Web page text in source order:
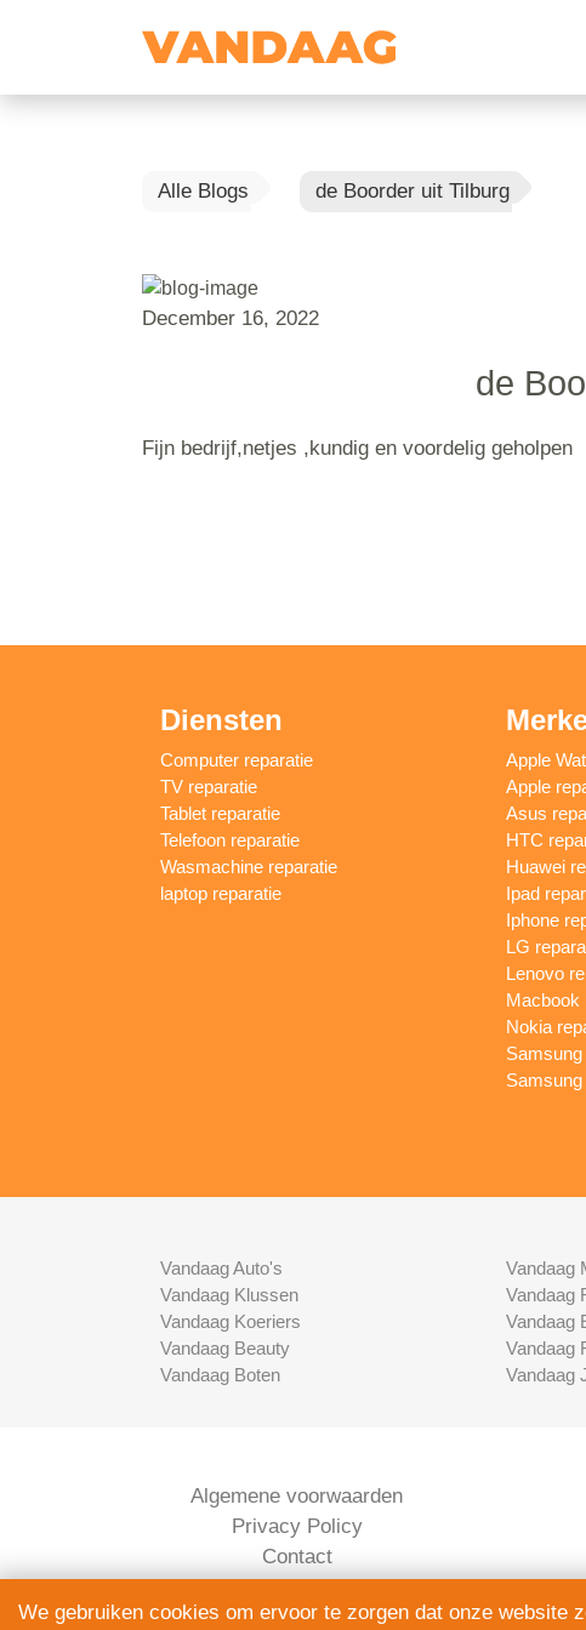
Alle Blogs de Boorder uit Tilburg
December 16, 2022
de
Fijn bedrijf,netjes ,kundig en voordelig geholpen
Diensten
Computer reparatie
TV reparatie
Tablet reparatie
Telefoon reparatie
Wasmachine reparatie
laptop reparatie
Apple
Apple
Asus
HTC
Huawei
Ipad
Iphone
LG
Lenovo
Macbook
Nokia
Vandaag Auto's
Vandaag Klussen
Vandaag Koeriers
Vandaag Beauty
Vandaag Boten
Vandaag
Vandaag
Vandaag
Vandaag
Vandaag
Algemene voorwaarden
Privacy Policy
Contact
We gebruiken cookies om ervoor te zorgen dat onze website